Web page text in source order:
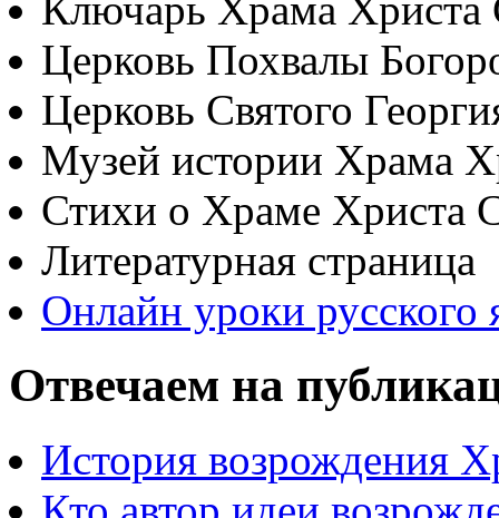
Церковь Похвалы
Церковь Святого
Музей истории Храма
Стихи о Храме Христа
Литературная страница
Онлайн уроки русского
Отвечаем на
История возрождения